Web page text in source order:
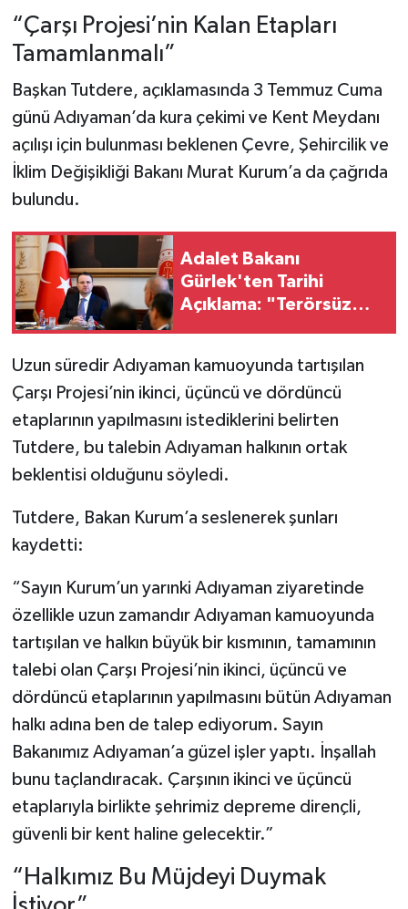
“Çarşı Projesi’nin Kalan Etapları
Tamamlanmalı”
Başkan Tutdere, açıklamasında 3 Temmuz Cuma
günü Adıyaman’da kura çekimi ve Kent Meydanı
açılışı için bulunması beklenen Çevre, Şehircilik ve
İklim Değişikliği Bakanı Murat Kurum’a da çağrıda
bulundu.
Adalet Bakanı
Gürlek'ten Tarihi
Açıklama: "Terörsüz
Uzun süredir Adıyaman kamuoyunda tartışılan
Çarşı Projesi’nin ikinci, üçüncü ve dördüncü
etaplarının yapılmasını istediklerini belirten
Tutdere, bu talebin Adıyaman halkının ortak
beklentisi olduğunu söyledi.
Tutdere, Bakan Kurum’a seslenerek şunları
kaydetti:
“Sayın Kurum’un yarınki Adıyaman ziyaretinde
özellikle uzun zamandır Adıyaman kamuoyunda
tartışılan ve halkın büyük bir kısmının, tamamının
talebi olan Çarşı Projesi’nin ikinci, üçüncü ve
dördüncü etaplarının yapılmasını bütün Adıyaman
halkı adına ben de talep ediyorum. Sayın
Bakanımız Adıyaman’a güzel işler yaptı. İnşallah
bunu taçlandıracak. Çarşının ikinci ve üçüncü
etaplarıyla birlikte şehrimiz depreme dirençli,
güvenli bir kent haline gelecektir.”
“Halkımız Bu Müjdeyi Duymak